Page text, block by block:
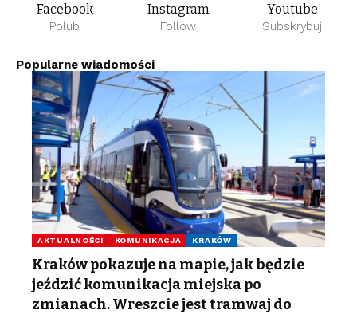
Facebook
Polub
Instagram
Follow
Youtube
Subskrybuj
Popularne wiadomości
AKTUALNOŚCI KOMUNIKACJA KRAKÓW
Kraków pokazuje na mapie, jak będzie
jeździć komunikacja miejska po
zmianach. Wreszcie jest tramwaj do